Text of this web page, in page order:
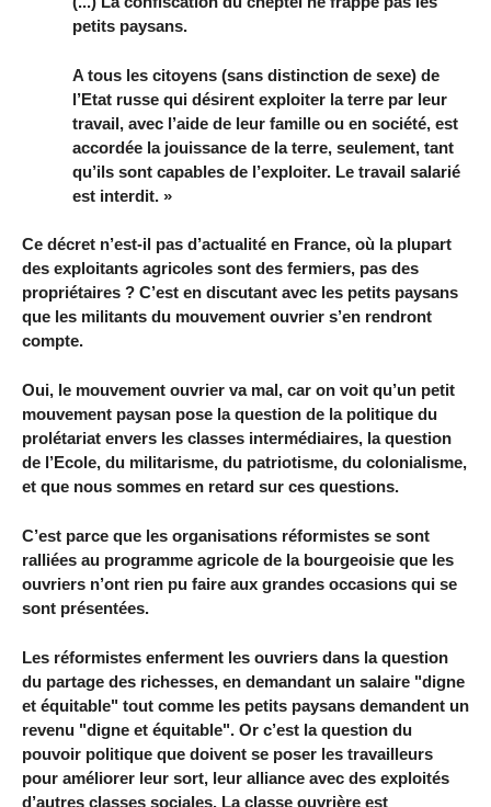
petits paysans.
A tous les citoyens (sans distinction de sexe) de
l’Etat russe qui désirent exploiter la terre par leur
travail, avec l’aide de leur famille ou en société, est
accordée la jouissance de la terre, seulement, tant
qu’ils sont capables de l’exploiter. Le travail salarié
est interdit. »
Ce décret n’est-il pas d’actualité en France, où la plupart
des exploitants agricoles sont des fermiers, pas des
propriétaires ? C’est en discutant avec les petits paysans
que les militants du mouvement ouvrier s’en rendront
compte.
Oui, le mouvement ouvrier va mal, car on voit qu’un petit
mouvement paysan pose la question de la politique du
prolétariat envers les classes intermédiaires, la question
de l’Ecole, du militarisme, du patriotisme, du colonialisme,
et que nous sommes en retard sur ces questions.
C’est parce que les organisations réformistes se sont
ralliées au programme agricole de la bourgeoisie que les
ouvriers n’ont rien pu faire aux grandes occasions qui se
sont présentées.
Les réformistes enferment les ouvriers dans la question
du partage des richesses, en demandant un salaire "digne
et équitable" tout comme les petits paysans demandent un
revenu "digne et équitable". Or c’est la question du
pouvoir politique que doivent se poser les travailleurs
pour améliorer leur sort, leur alliance avec des exploités
d’autres classes sociales. La classe ouvrière est